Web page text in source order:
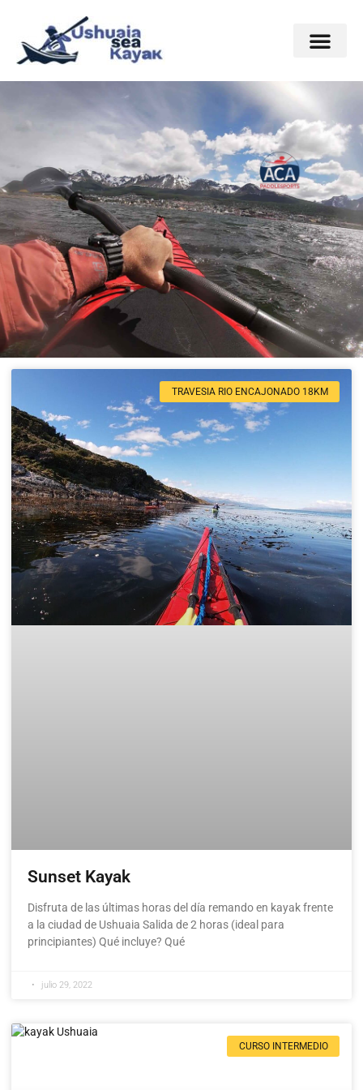
TRAVESIA RIO ENCAJONADO 18KM
Sunset Kayak
Disfruta de las últimas horas del día remando en kayak frente
a la ciudad de Ushuaia Salida de 2 horas (ideal para
principiantes) Qué incluye? Qué
julio 29, 2022
CURSO INTERMEDIO